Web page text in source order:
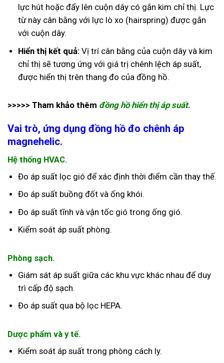
lực hút hoặc đẩy lên cuộn dây có gắn kim chỉ thị. Lực
từ này cân bằng với lực lò xo (hairspring) được gắn
với cuộn dây.
Hiển thị kết quả:Vị trí cân bằng của cuộn dây và kim
chỉ thị sẽ tương ứng với giá trị chênh lệch áp suất,
được hiển thị trên thang đo của đồng hồ.
>>>>> Tham khảo thêm đồng hồ hiển thị áp suất.
Vai trò, ứng dụng đồng hồ đo chênh áp
magnehelic.
Hệ thống HVAC.
Đo áp suất lọc gió để xác định thời điểm cần thay thế.
Đo áp suất buồng đốt và ống khói.
Đo áp suất tĩnh và vận tốc gió trong ống gió.
Kiểm soát áp suất phòng.
Phòng sạch.
Giám sát áp suất giữa các khu vực khác nhau để duy
trì cấp độ sạch.
Đo áp suất qua bộ lọc HEPA.
Dược phẩm và y tế.
Kiểm soát áp suất trong phòng cách ly.